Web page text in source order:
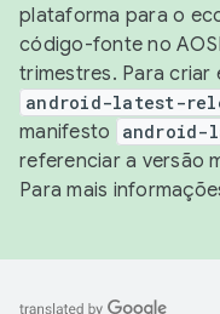
plataforma para o
código-fonte no
trimestres. Para criar
android-latest-
manifesto
android-
referenciar a versão
Para mais